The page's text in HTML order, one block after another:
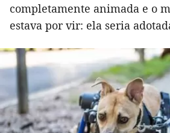
completamente animada e o
estava por vir: ela seria